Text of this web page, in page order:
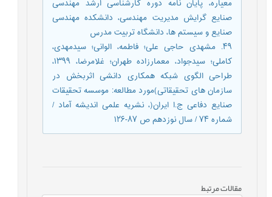
معیاره، پایان نامه دوره کارشناسی ارشد مهندسی
صنایع گرایش مدیریت مهندسی، دانشکده مهندسی
صنایع و سیستم ها، دانشگاه تربیت مدرس
۴۹. مشهدی حاجی علی؛ فاطمه، الوانی؛ سیدمهدی،
کاملی؛ سیدجواد، معمارزاده طهران؛ غلامرضا، ۱۳۹۹،
طراحی الگوی شبکه همکاری دانشی اثربخش در
سازمان های تحقیقاتی)مورد مطالعه: موسسه تحقیقات
صنايع دفاعی ج.ا ايران(، نشریه علمی اندیشه آماد /
شماره ۷۴ / سال نوزدهم ص ۸۷-۱۲۶
مقالات مرتبط